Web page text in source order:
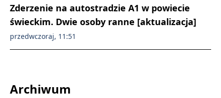
Zderzenie na autostradzie A1 w powiecie
świeckim. Dwie osoby ranne [aktualizacja]
przedwczoraj, 11:51
Archiwum